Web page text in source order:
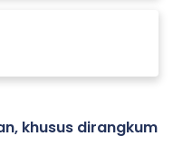
khusus dirangkum